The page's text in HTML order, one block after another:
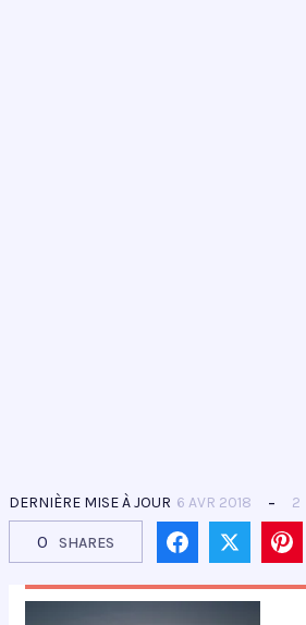
DERNIÈRE MISE À JOUR 6 AVR 2018 2
0 SHARES